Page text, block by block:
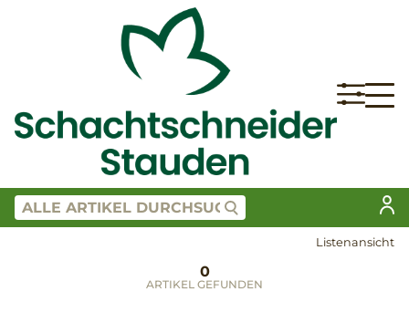
Listenansicht
0
ARTIKEL GEFUNDEN